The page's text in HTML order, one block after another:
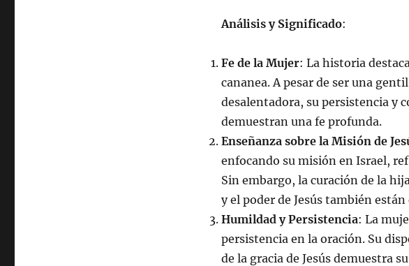
Análisis y Significado:
Fe de la Mujer: La historia
cananea. A pesar de ser una
desalentadora, su persistencia y
demuestran una fe profunda.
Enseñanza sobre la Misión de
enfocando su misión en Israel,
Sin embargo, la curación de la
y el poder de Jesús también
Humildad y Persistencia: La
persistencia en la oración. Su
de la gracia de Jesús demuestra